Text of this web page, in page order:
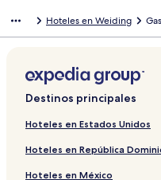
Hoteles en Weiding
Destinos principales
Hoteles en Estados Unidos
Hoteles en República
Hoteles en México